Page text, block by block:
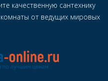
качественную сантехнику
от ведущих мировых